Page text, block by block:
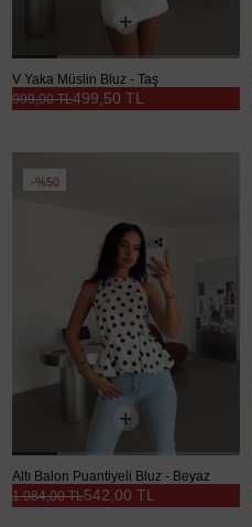
V Yaka Müslin Bluz - Taş
499,50 TL
999,00 TL
%50
Altı Balon Puantiyeli Bluz - Beyaz
542,00 TL
1.084,00 TL